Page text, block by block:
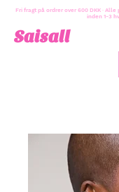
Saisall
Fri fragt på ordrer over 600 DKK · Alle
inden 1-3